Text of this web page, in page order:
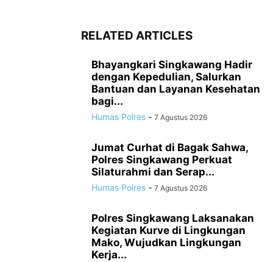
RELATED ARTICLES
Bhayangkari Singkawang Hadir
dengan Kepedulian, Salurkan
Bantuan dan Layanan Kesehatan
bagi...
Humas Polres - 7 Agustus 2026
Jumat Curhat di Bagak Sahwa,
Polres Singkawang Perkuat
Silaturahmi dan Serap...
Humas Polres - 7 Agustus 2026
Polres Singkawang Laksanakan
Kegiatan Kurve di Lingkungan
Mako, Wujudkan Lingkungan
Kerja...